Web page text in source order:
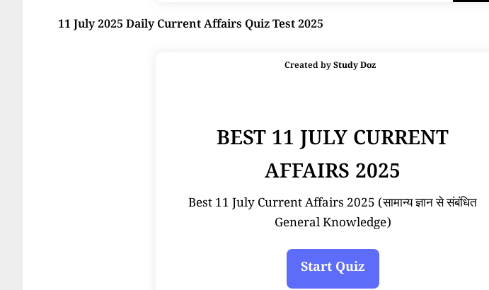
11 July 2025 Daily Current Affairs Quiz Test 2025
Created byStudy Doz
BEST 11 JULY CURRENT
AFFAIRS 2025
Best 11 July Current Affairs 2025 (सामान्य ज्ञान से संबंधित
General Knowledge)